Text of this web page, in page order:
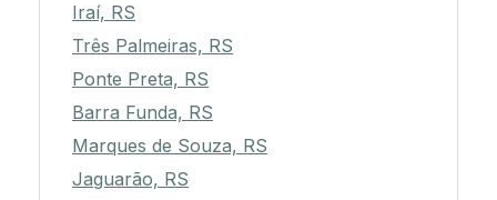
Iraí, RS
Três Palmeiras, RS
Ponte Preta, RS
Barra Funda, RS
Marques de Souza, RS
Jaguarão, RS